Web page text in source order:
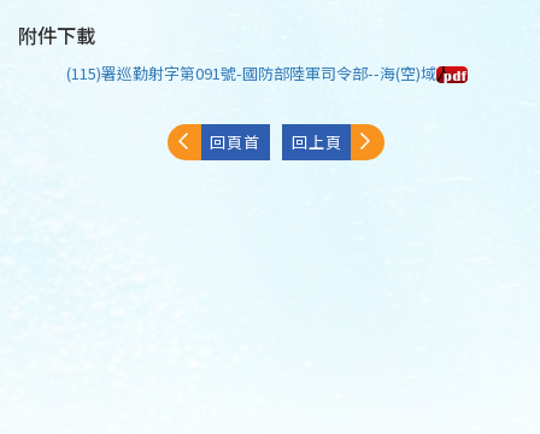
附件下載
(115)署巡勤射字第091號-國防部陸軍司令部--海(空)域
回頁首 回上頁